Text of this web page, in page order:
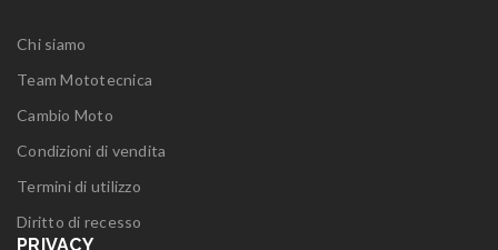
Chi siamo
Team Mototecnica
Cambio Moto
Condizioni di vendita
Termini di utilizzo
Diritto di recesso
PRIVACY